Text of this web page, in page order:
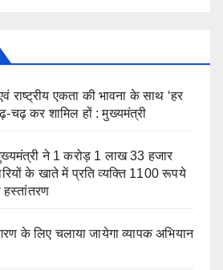
एवं राष्ट्रीय एकता की भावना के साथ ‘हर
चढ़ कर शामिल हों : मुख्यमंत्री
ने 1 करोड़ 1 लाख 33 हजार
के खाते में प्रति व्यक्ति 1100 रूपये
हस्तांतरण
के लिए चलाया जायेगा व्यापक अभियान